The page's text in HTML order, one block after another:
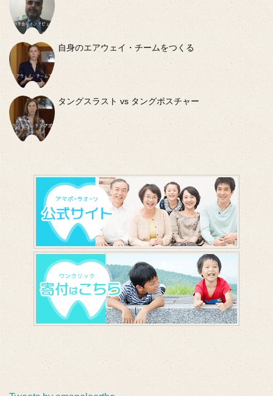
自身のエアウェイ・チームをつくる
タングスラスト vs タングポスチャー